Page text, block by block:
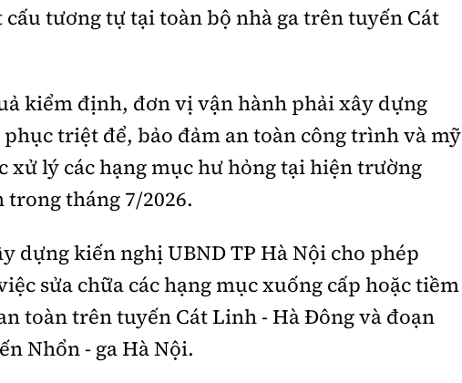
cấu tương tự tại toàn bộ nhà ga trên tuyến Cát
kiểm định, đơn vị vận hành phải xây dựng
triệt để, bảo đảm an toàn công trình và mỹ
xử lý các hạng mục hư hỏng tại hiện trường
tháng 7/2026.
dựng kiến nghị UBND TP Hà Nội cho phép
sửa chữa các hạng mục xuống cấp hoặc tiềm
toàn trên tuyến Cát Linh - Hà Đông và đoạn
Nhổn - ga Hà Nội.